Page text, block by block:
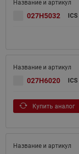
027H5032
027H6020
Купить аналог